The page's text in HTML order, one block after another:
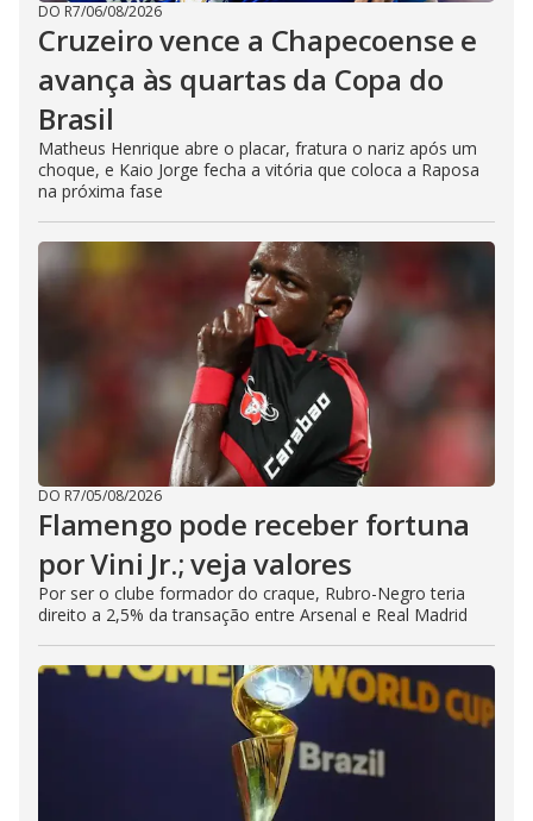
DO R7/06/08/2026
Cruzeiro vence a Chapecoense e
avança às quartas da Copa do
Brasil
Matheus Henrique abre o placar, fratura o nariz após um
choque, e Kaio Jorge fecha a vitória que coloca a Raposa
na próxima fase
DO R7/05/08/2026
Flamengo pode receber fortuna
por Vini Jr.; veja valores
Por ser o clube formador do craque, Rubro-Negro teria
direito a 2,5% da transação entre Arsenal e Real Madrid